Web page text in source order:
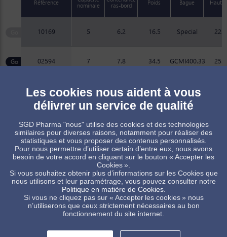
Référence
nominale
ras-bord
Poids Bague
10169 5 6.2 16.5 Special 22.1
02594 7 7.8 34.5 GCMI400.33 25.8
Produit sur commande, sous réserve de quantité minimum
Produit standard, sous réserve des disponibilités de stock
Certaines de nos références sont disponibles pour les marchés
Européens et Américains. Pour tout besoin spécifique merci de
contacter votre représentant commercial.
Les cookies nous aident à vous
délivrer un service de qualité
SGD Pharma "nous" utilise des cookies et des technologies
similaires pour diverses raisons, notamment pour réaliser des
statistiques et vous proposer des contenus personnalisés.
Pour nous permettre d’utiliser certain d’entre eux, nous avons
besoin de votre accord en cliquant sur le bouton « Accepter les
Cookies ».
Si vous souhaitez obtenir plus d’informations sur les Cookies que
nous utilisons et leur paramétrage, vous pouvez consulter notre
Politique en matière de Cookies.
Si vous ne cliquez pas sur « Accepter les cookies » nous
n’utiliserons que ceux strictement nécessaires au bon
fonctionnement du site internet.